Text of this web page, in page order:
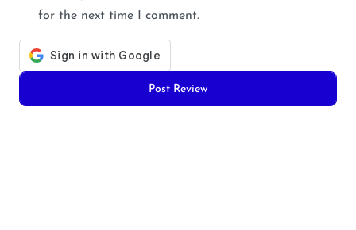
for the next time I comment.